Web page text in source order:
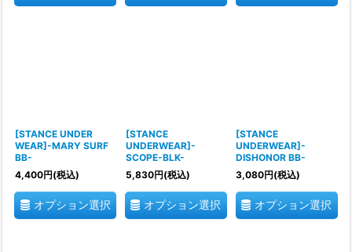
[STANCE UNDER
WEAR]-MARY SURF
BB-
4,400円(税込)
オプション選択
[STANCE
UNDERWEAR]-
SCOPE-BLK-
5,830円(税込)
オプション選択
[STANCE
UNDERWEAR]-
DISHONOR BB-
3,080円(税込)
オプション選択